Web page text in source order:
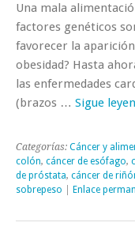
Una mala
factores genéticos
favorecer la
obesidad? Hasta
las enfermedades
(brazos … Sigue
Categorías: Cáncer y
colón, cáncer de esófago,
de próstata, cáncer de
sobrepeso
Enlace